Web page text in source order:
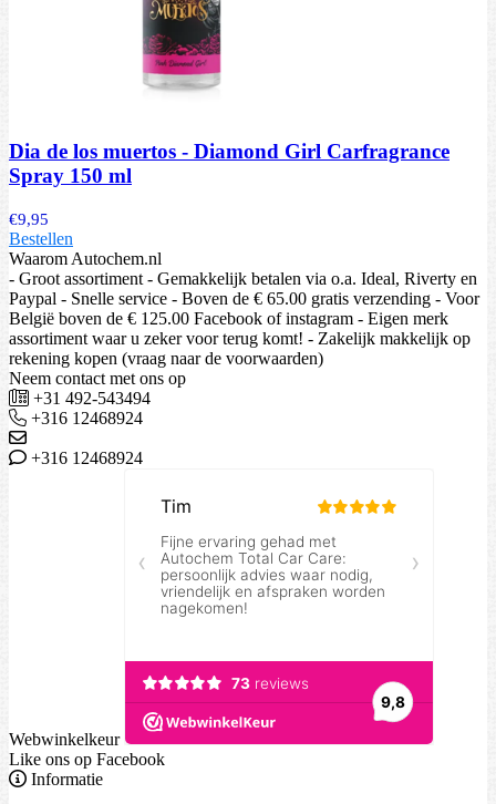
Dia de los muertos - Diamond Girl Carfragrance
Spray 150 ml
€9,95
Bestellen
Waarom Autochem.nl
- Groot assortiment - Gemakkelijk betalen via o.a. Ideal, Riverty en
Paypal - Snelle service - Boven de € 65.00 gratis verzending - Voor
België boven de € 125.00 Facebook of instagram - Eigen merk
assortiment waar u zeker voor terug komt! - Zakelijk makkelijk op
rekening kopen (vraag naar de voorwaarden)
Neem contact met ons op
+31 492-543494
+316 12468924
+316 12468924
Webwinkelkeur
Like ons op Facebook
Informatie